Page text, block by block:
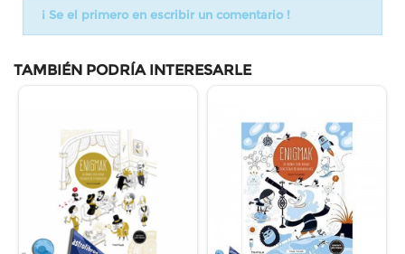
¡ Se el primero en escribir un comentario !
TAMBIÉN PODRÍA INTERESARLE